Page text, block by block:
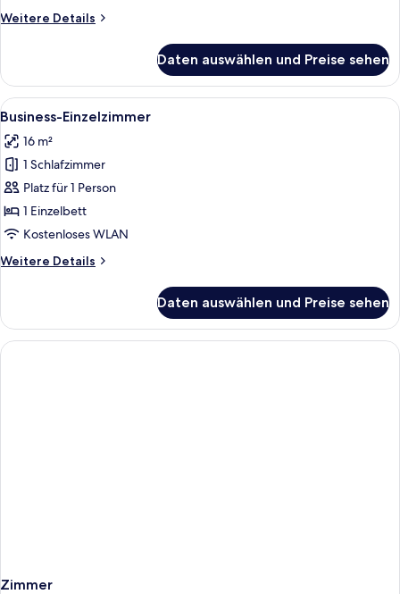
Weitere Details
Weitere
Suite
mit
Domblick
Daten auswählen und Preise sehen
Alle
Fotos
für
Business-
Einzelzimmer
anzeigen
Ein ordentlich bezogenes Bett mit
9
Business-Einzelzimmer
16 m²
1 Schlafzimmer
Platz für 1 Person
1 Einzelbett
Kostenloses WLAN
Weitere Details
Weitere
Einzelzimmer
Daten auswählen und Preise sehen
Zimmer